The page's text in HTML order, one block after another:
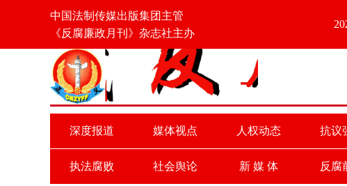
中国法制传媒出版集团主管
《反腐廉政月刊》杂志社主办
深度报道 媒体视点 人权动态 抗议
执法腐败 社会舆论 新 媒 体 反腐